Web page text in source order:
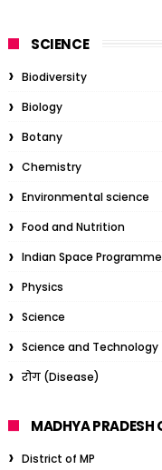
SCIENCE
Biodiversity
Biology
Botany
Chemistry
Environmental science
Food and Nutrition
Indian Space Programme
Physics
Science
Science and Technology
रोग (Disease)
MADHYA PRADESH
District of MP